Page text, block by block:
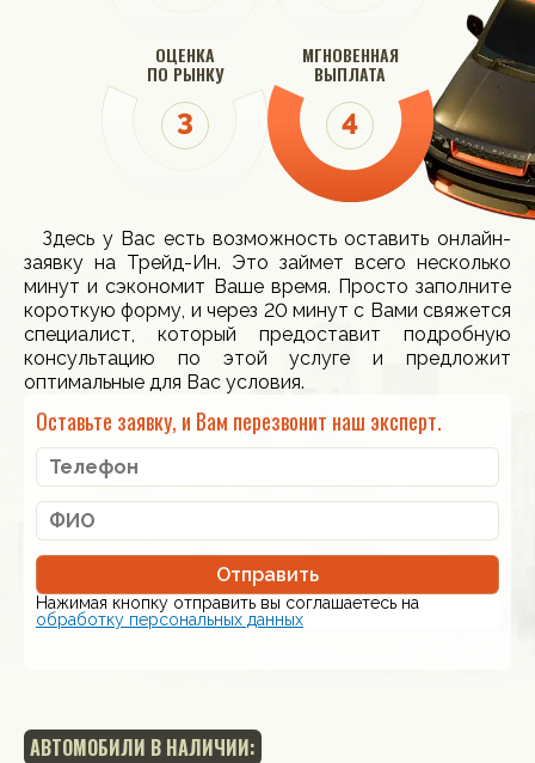
ОЦЕНКА
ПО РЫНКУ
МГНОВЕННАЯ
ВЫПЛАТА
Здесь у Вас есть возможность оставить онлайн-
заявку на Трейд-Ин. Это займет всего несколько
минут и сэкономит Ваше время. Просто заполните
короткую форму, и через 20 минут с Вами свяжется
специалист, который предоставит подробную
консультацию по этой услуге и предложит
оптимальные для Вас условия.
Оставьте заявку, и Вам перезвонит наш эксперт.
Отправить
Нажимая кнопку отправить вы соглашаетесь на
обработку персональных данных
АВТОМОБИЛИ В НАЛИЧИИ: